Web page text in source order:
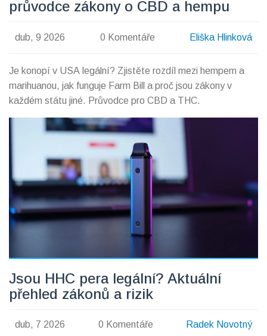
průvodce zákony o CBD a hempu
dub, 9 2026 0 Komentáře Eliška Hlinková
Je konopí v USA legální? Zjistěte rozdíl mezi hempem a
marihuanou, jak funguje Farm Bill a proč jsou zákony v
každém státu jiné. Průvodce pro CBD a THC.
Jsou HHC pera legální? Aktuální
přehled zákonů a rizik
dub, 7 2026 0 Komentáře Radek Novotný